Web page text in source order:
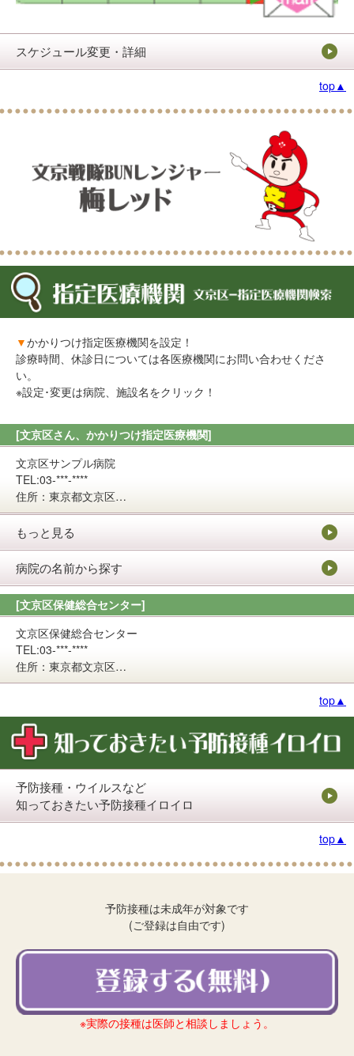
スケジュール変更・詳細
top▲
▼かかりつけ指定医療機関を設定！
診療時間、休診日については各医療機関にお問い合わせくださ
い。
※設定･変更は病院、施設名をクリック！
[文京区さん、かかりつけ指定医療機関]
文京区サンプル病院
TEL:03-***-****
住所：東京都文京区…
もっと見る
病院の名前から探す
[文京区保健総合センター]
文京区保健総合センター
TEL:03-***-****
住所：東京都文京区…
top▲
予防接種・ウイルスなど
知っておきたい予防接種イロイロ
top▲
予防接種は未成年が対象です
(ご登録は自由です)
※実際の接種は医師と相談しましょう。